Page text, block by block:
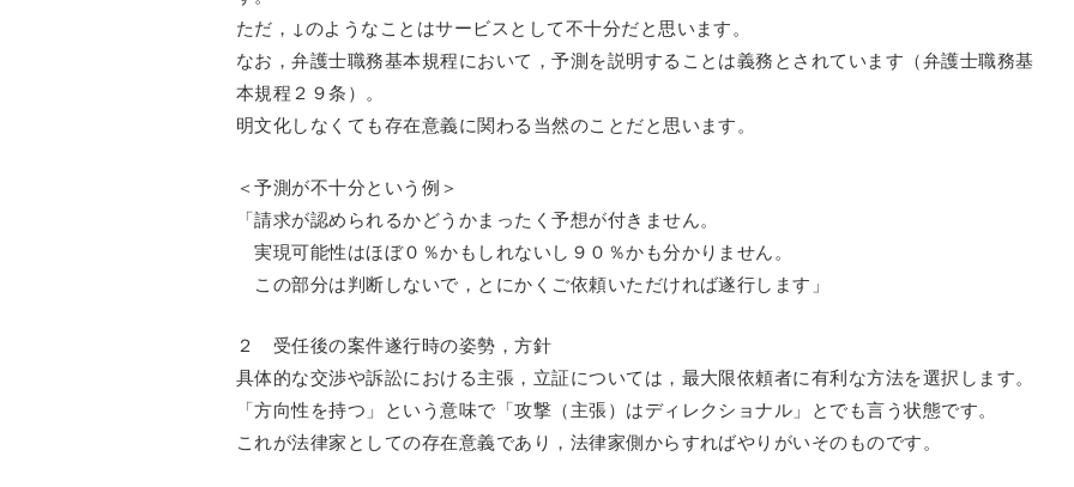
ただ，↓のようなことはサービスとして不十分だと思います。
なお，弁護士職務基本規程において，予測を説明することは義務とされています（弁護士職務基
本規程２９条）。
明文化しなくても存在意義に関わる当然のことだと思います。
＜予測が不十分という例＞
「請求が認められるかどうかまったく予想が付きません。
実現可能性はほぼ０％かもしれないし９０％かも分かりません。
この部分は判断しないで，とにかくご依頼いただければ遂行します」
２ 受任後の案件遂行時の姿勢，方針
具体的な交渉や訴訟における主張，立証については，最大限依頼者に有利な方法を選択します。
「方向性を持つ」という意味で「攻撃（主張）はディレクショナル」とでも言う状態です。
これが法律家としての存在意義であり，法律家側からすればやりがいそのものです。